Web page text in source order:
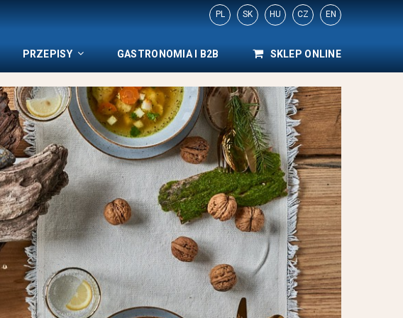
PL SK HU CZ EN
PRZEPISY GASTRONOMIA I B2B SKLEP ONLINE